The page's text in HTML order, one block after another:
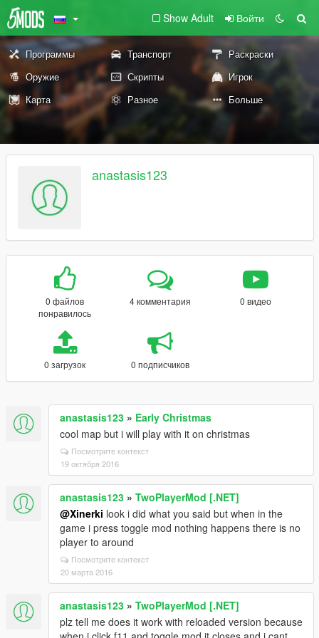
Show Adult Войти
Программы Транспорт
Раскраски
Оружие
Скрипты
Игрок
Карта
Разное Больше
anastasis123
0 файлов
понравилось
4 комментария 0 видео
0 загрузок 0 подписчиков
anastasis123 » Early Christmas
cool map but i will play with it on christmas
Посмотрите контекст
19 октября 2016
anastasis123 » TwoPlayerMod [.NET]
@Xinerki look i did what you said but when in the
game i press toggle mod nothing happens there is no
player to around
Посмотрите контекст
20 марта 2016
anastasis123 » TwoPlayerMod [.NET]
plz tell me does it work with reloaded version because